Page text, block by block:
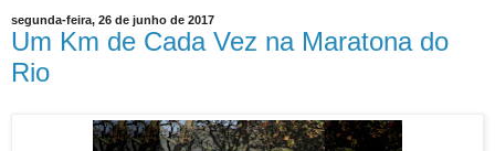
segunda-feira, 26 de junho de 2017
Um Km de Cada Vez na Maratona do
Rio